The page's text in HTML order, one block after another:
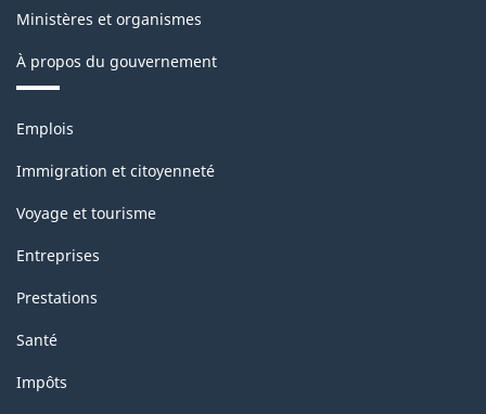
Ministères et organismes
À propos du gouvernement
Thèmes
sujets
Emplois
Immigration et citoyenneté
Voyage et tourisme
Entreprises
Prestations
Santé
Impôts